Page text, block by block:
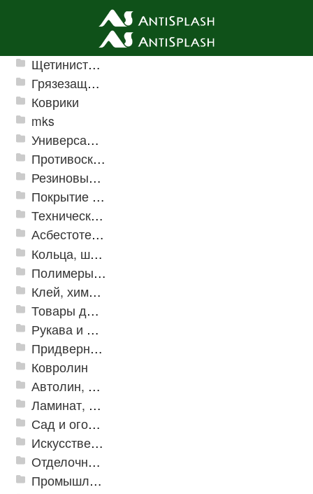
Ячеистые грязезащитные покрытия
Щетинистые покрытия
Грязезащитные, влаговпитывающие покрытия
Коврики
mks
Универсальные модульные покрытия
Противоскользящая защита для лестниц, профили, ленты
Резиновые и ПВХ дорожки
Покрытие из резиновой крошки
Техническая резина
Асбестотехнические и теплоизоляционные материалы
Кольца, шайбы, манжеты
Полимеры и пластики
Клей, химия, сопутствующие товары
Товары для дома
Рукава и шланги промышленные
Придверные решетки
Ковролин
Автолин, Транслин, Линолеум
Ламинат, Кварцвиниловая плитка SPC
Сад и огород
Искусственная трава
Отделочные профили
Промышленный текстиль